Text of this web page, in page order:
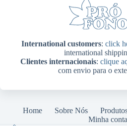
International customers: click
international
Clientes internacionais: clique
com envio para o
Home Sobre Nós
Minha conta